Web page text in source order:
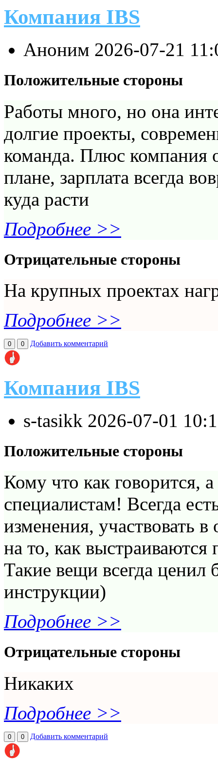
Компания IBS
Аноним 2026-07-21
Положительные стороны
Работы много, но она
долгие проекты,
команда. Плюс компания
плане, зарплата всегда
куда расти
Подробнее >>
Отрицательные стороны
На крупных проектах
Подробнее >>
0 0 Добавить комментарий
Компания IBS
s-tasikk 2026-07-01
Положительные стороны
Кому что как говорится,
специалистам! Всегда
изменения, участвовать
на то, как
Такие вещи всегда ценил
инструкции)
Подробнее >>
Отрицательные стороны
Никаких
Подробнее >>
0 0 Добавить комментарий